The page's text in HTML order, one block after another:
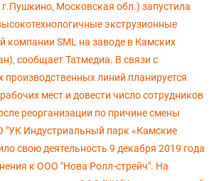
г.Пушкино, Московская обл.) запустила
экструзионные
компании SML на заводе в Камских
сообщает Татмедиа. В связи с
производственных линий планируется
мест и довести число сотрудников
реорганизации по причине смены
"УК Индустриальный парк «Камские
свою деятельность 9 декабря 2019 года
к ООО "Нова Ролл-стрейч". На